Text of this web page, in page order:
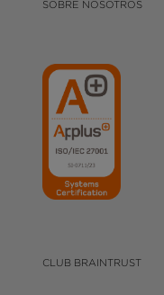
SOBRE NOSOTROS
CLUB BRAINTRUST